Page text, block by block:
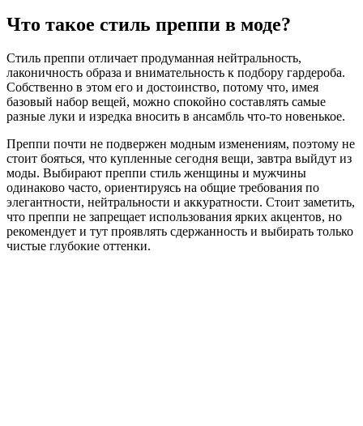
Что такое стиль преппи в моде?
Стиль преппи отличает продуманная нейтральность,
лаконичность образа и внимательность к подбору гардероба.
Собственно в этом его и достоинство, потому что, имея
базовый набор вещей, можно спокойно составлять самые
разные луки и изредка вносить в ансамбль что-то новенькое.
Преппи почти не подвержен модным изменениям, поэтому не
стоит бояться, что купленные сегодня вещи, завтра выйдут из
моды. Выбирают преппи стиль женщины и мужчины
одинаково часто, ориентируясь на общие требования по
элегантности, нейтральности и аккуратности. Стоит заметить,
что преппи не запрещает использования ярких акцентов, но
рекомендует и тут проявлять сдержанность и выбирать только
чистые глубокие оттенки.